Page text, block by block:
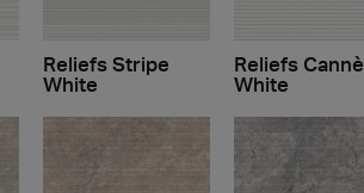
Reliefs Stripe
White
Reliefs Cannè
White